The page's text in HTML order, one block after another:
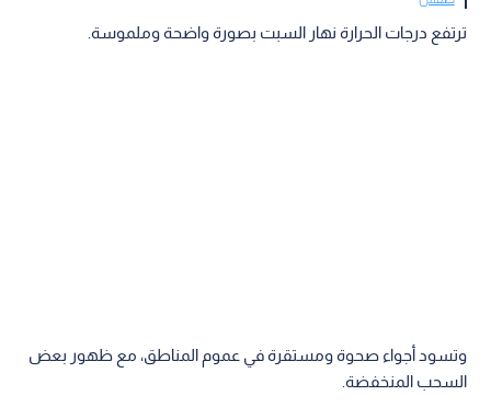
ترتفع درجات الحرارة نهار السبت بصورة واضحة وملموسة.
وتسود أجواء صحوة ومستقرة في عموم المناطق، مع ظهور بعض
السحب المنخفضة.